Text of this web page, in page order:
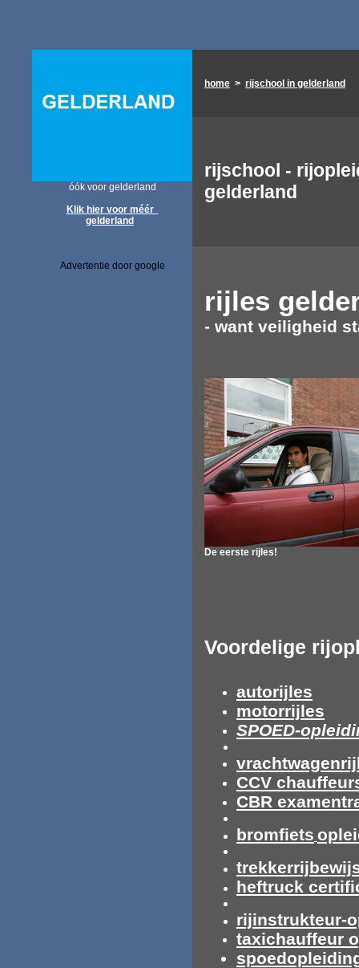
óók voor gelderland
Klik hier voor méér
gelderland
Advertentie door google
home > rijschool in gelderland
rijschool -
gelderland
rijles
- want veiligheid
De eerste rijles!
Voordelige
autorijles
motorrijles
SPOED-
CCV
CBR
bromfiets
heftruck
rijinstrukteur-
taxichauffeur